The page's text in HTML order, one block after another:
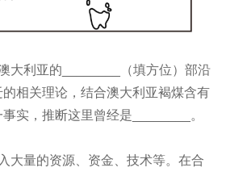
大利亚的________（填方位）部沿
相关理论，结合澳大利亚褐煤含有
实，推断这里曾经是________。
大量的资源、资金、技术等。在合